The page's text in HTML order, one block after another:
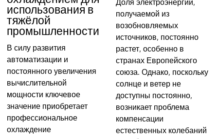
использования в
тяжёлой
промышленности
В силу развития
автоматизации и
постоянного увеличения
вычислительной
мощности ключевое
значение приобретает
профессиональное
охлаждение
получаемой из
возобновляемых
источников, постоянно
растет, особенно в
странах Европейского
союза. Однако, поскольку
солнце и ветер не
доступны постоянно,
возникает проблема
компенсации
естественных колебаний